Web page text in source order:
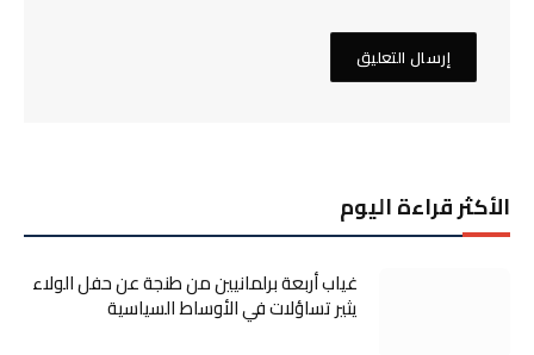
الأكثر قراءة اليوم
غياب أربعة برلمانيين من طنجة عن حفل الولاء
يثير تساؤلات في الأوساط السياسية